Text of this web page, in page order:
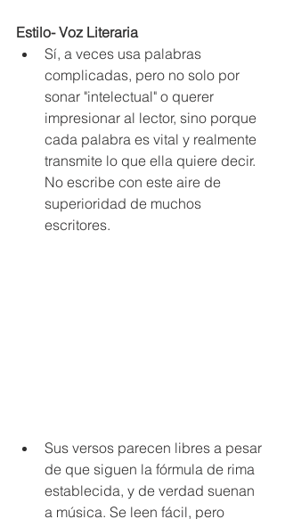
Estilo- Voz Literaria
Sí, a veces usa palabras
complicadas, pero no solo por
sonar "intelectual" o querer
impresionar al lector, sino porque
cada palabra es vital y realmente
transmite lo que ella quiere decir.
No escribe con este aire de
superioridad de muchos
escritores.
Sus versos parecen libres a pesar
de que siguen la fórmula de rima
establecida, y de verdad suenan
a música. Se leen fácil, pero